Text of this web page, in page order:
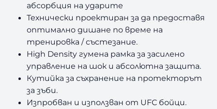
абсорбция на ударите
Технически проектиран за да предоставя
оптимално дишане по време на
тренировка / състезание.
High Density гумена рамка за засилено
управление на шок и абсолютна защита.
Кутийка за съхранение на протекторът
за зъби.
Изпробван и използван от UFC бойци.